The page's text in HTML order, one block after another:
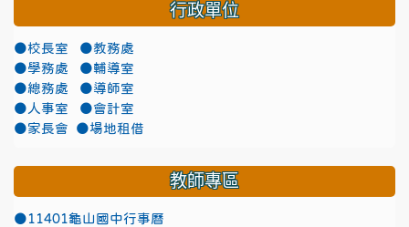
行政單位
●校長室
●教務處
●學務處
●輔導室
●總務處
●導師室
●人事室
●會計室
●家長會
●場地租借
教師專區
●11401龜山國中行事曆